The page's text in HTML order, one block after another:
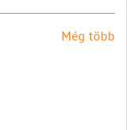
Még több